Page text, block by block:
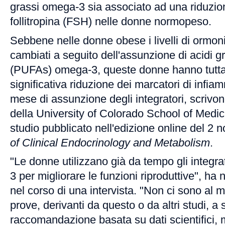
grassi omega-3 sia associato ad una
follitropina (FSH) nelle donne normopeso.
Sebbene nelle donne obese i livelli di
cambiati a seguito dell'assunzione di acidi
(PUFAs) omega-3, queste donne hanno
significativa riduzione dei marcatori di
mese di assunzione degli integratori,
della University of Colorado School of
studio pubblicato nell'edizione online del 2
of Clinical Endocrinology and Metabolism.
"Le donne utilizzano già da tempo gli
3 per migliorare le funzioni riproduttive", ha
nel corso di una intervista. "Non ci sono al
prove, derivanti da questo o da altri studi, a
raccomandazione basata su dati scientifici,